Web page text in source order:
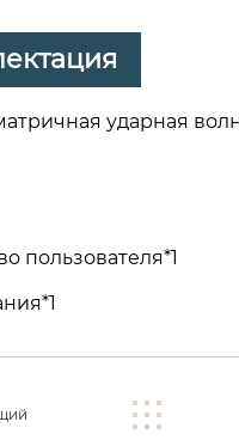
ударная
пользователя*1